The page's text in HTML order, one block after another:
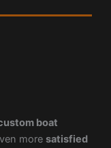
boat
more satisfied